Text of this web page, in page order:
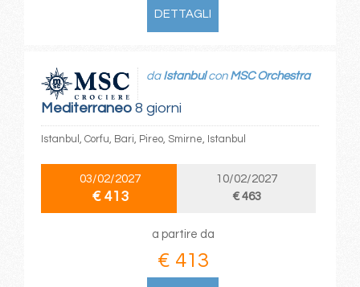
DETTAGLI
Mediterraneo8 giorni
da Istanbulcon MSC Orchestra
Istanbul, Corfu, Bari, Pireo, Smirne, Istanbul
03/02/2027
€ 413
10/02/2027
€ 463
a partire da
€ 413